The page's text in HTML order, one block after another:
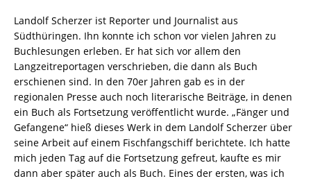
Landolf Scherzer ist Reporter und Journalist aus
Südthüringen. Ihn konnte ich schon vor vielen Jahren zu
Buchlesungen erleben. Er hat sich vor allem den
Langzeitreportagen verschrieben, die dann als Buch
erschienen sind. In den 70er Jahren gab es in der
regionalen Presse auch noch literarische Beiträge, in denen
ein Buch als Fortsetzung veröffentlicht wurde. „Fänger und
Gefangene“ hieß dieses Werk in dem Landolf Scherzer über
seine Arbeit auf einem Fischfangschiff berichtete. Ich hatte
mich jeden Tag auf die Fortsetzung gefreut, kaufte es mir
dann aber später auch als Buch. Eines der ersten, was ich